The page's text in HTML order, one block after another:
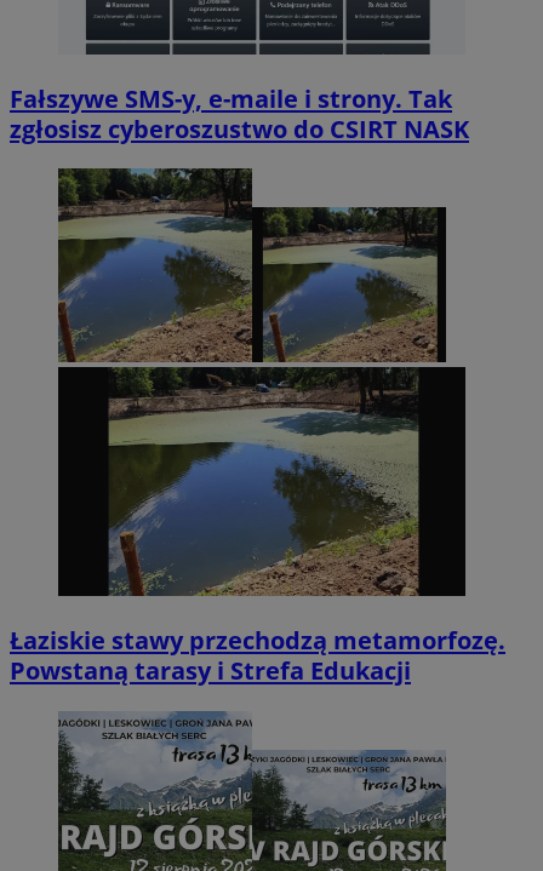
Fałszywe SMS-y, e-maile i strony. Tak
zgłosisz cyberoszustwo do CSIRT NASK
Łaziskie stawy przechodzą metamorfozę.
Powstaną tarasy i Strefa Edukacji